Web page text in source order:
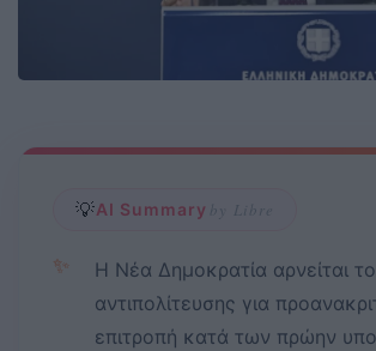
💡AI Summary by Libre
✨
Η Νέα Δημοκρατία αρνείται
αντιπολίτευσης για
επιτροπή κατά των πρώην